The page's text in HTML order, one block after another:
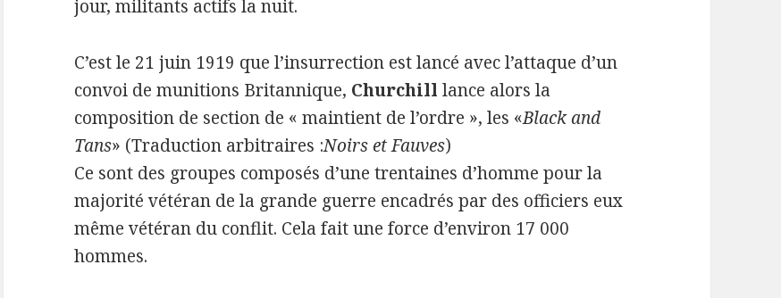
jour, militants actifs la nuit.
C’est le 21 juin 1919 que l’insurrection est lancé avec l’attaque d’un
convoi de munitions Britannique, Churchilllance alors la
composition de section de « maintient de l’ordre », les «Black and
Tans» (Traduction arbitraires :Noirs et Fauves)
Ce sont des groupes composés d’une trentaines d’homme pour la
majorité vétéran de la grande guerre encadrés par des officiers eux
même vétéran du conflit. Cela fait une force d’environ 17 000
hommes.